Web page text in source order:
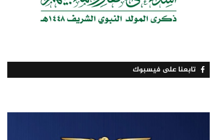
تابعنا على فيسبوك